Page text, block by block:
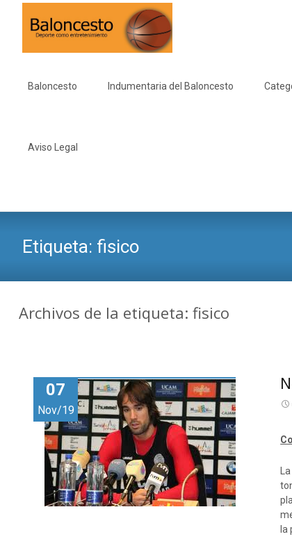
Baloncesto Indumentaria del Baloncesto
Aviso Legal
Etiqueta: fisico
Archivos de la etiqueta: fisico
07
Nov/19
la